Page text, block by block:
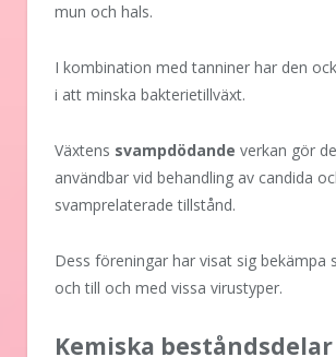
mun och hals.
I kombination med tanniner har den
i att minska bakterietillväxt.
Växtens svampdödande verkan gör
användbar vid behandling av candida
svamprelaterade tillstånd.
Dess föreningar har visat sig bekämpa
och till och med vissa virustyper.
Kemiska beståndsdelar